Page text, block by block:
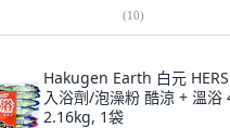
(10)
Hakugen Earth 白元
入浴劑/泡澡粉 酷涼 + 溫浴
2.16kg, 1袋